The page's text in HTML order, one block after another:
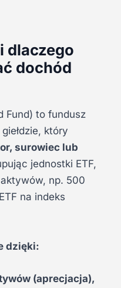
dlaczego
dochód
Fund) to fundusz
który
surowiec lub
jednostki ETF,
np. 500
na indeks
dzięki:
(aprecjacja),